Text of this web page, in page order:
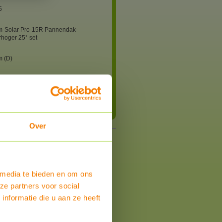
Over
te bieden en om ons
partners voor social
die u aan ze heeft
Solar Pro-15R Pannendak-
25° set
(D)